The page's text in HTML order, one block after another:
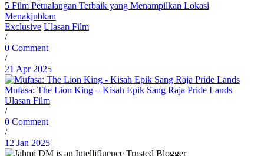
5 Film Petualangan Terbaik yang Menampilkan Lokasi
Menakjubkan
Exclusive Ulasan Film
/
0 Comment
/
21 Apr 2025
Mufasa: The Lion King – Kisah Epik Sang Raja Pride Lands
Ulasan Film
/
0 Comment
/
12 Jan 2025